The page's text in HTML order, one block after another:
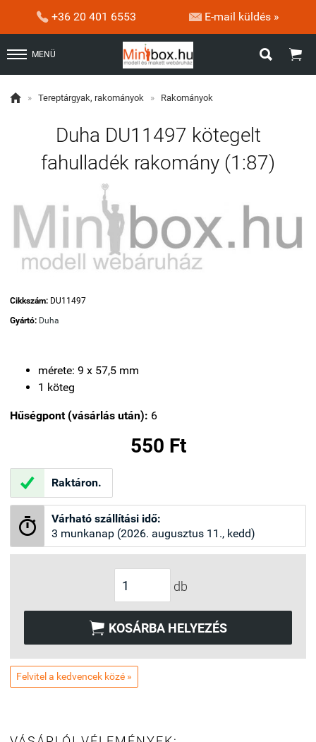
 +36 20 401 6553  E-mail küldés »
MENÜ  
 » Tereptárgyak, rakományok » Rakományok
Duha DU11497 kötegelt
fahulladék rakomány (1:87)
Cikkszám: DU11497
Gyártó: Duha
mérete: 9 x 57,5 mm
1 köteg
Hűségpont (vásárlás után): 6
550 Ft
 Raktáron.

Várható szállítási idő:
3 munkanap (2026. augusztus 11., kedd)
db
 KOSÁRBA HELYEZÉS
Felvitel a kedvencek közé »